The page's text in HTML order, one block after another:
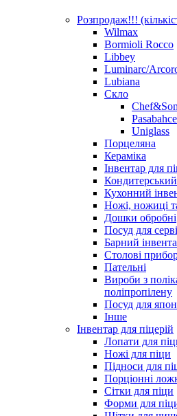
Розпродаж!!!
Wilmax
Bormioli Rocco
Libbey
Luminarc/
Lubiana
Скло
Pasabahce
Uniglass
Порцеляна
Кераміка
Інвентар для
Кухонний
Ножі, ножиці
Дошки обробні
Посуд для
Барний
Столові
Пательні
Вироби з
поліпропілену
Посуд для
Інше
Інвентар для піцерій
Лопати для
Ножі для піци
Підноси для
Порціонні
Сітки для піци
Форми для